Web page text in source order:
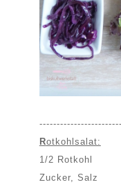
Rotkohlsalat:
1/2 Rotkohl
Zucker, Salz